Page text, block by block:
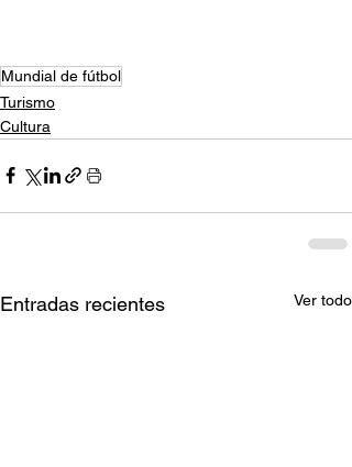
Mundial de fútbol
Turismo
Cultura
Entradas recientes Ver todo